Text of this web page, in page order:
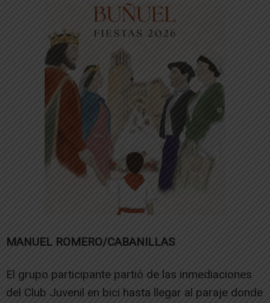
MANUEL ROMERO/CABANILLAS
El grupo participante partió de las inmediaciones
del Club Juvenil en bici hasta llegar al paraje donde